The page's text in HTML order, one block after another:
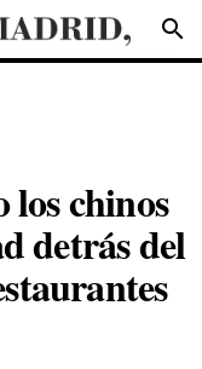
search
los chinos
detrás del